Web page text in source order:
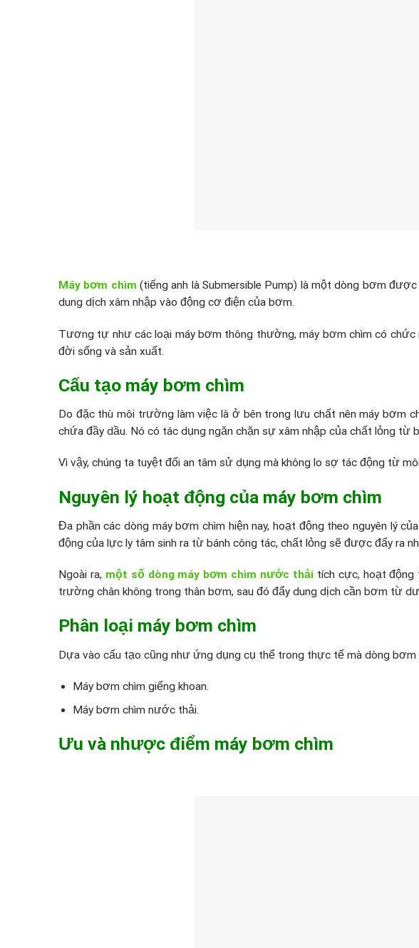
Máy bơm chìm (tiếng anh là Submersible Pump) là một dòng bơm
dung dịch xâm nhập vào động cơ điện của bơm.
Tương tự như các loại máy bơm thông thường, máy bơm chìm có chức
đời sống và sản xuất.
Cấu tạo máy bơm chìm
Do đặc thù môi trường làm việc là ở bên trong lưu chất nên máy bơm
chứa đầy dầu. Nó có tác dụng ngăn chặn sự xâm nhập của chất lỏng từ
Vì vậy, chúng ta tuyệt đối an tâm sử dụng mà không lo sợ tác động từ
Nguyên lý hoạt động của máy bơm chìm
Đa phần các dòng máy bơm chìm hiện nay, hoạt động theo nguyên lý
động của lực ly tâm sinh ra từ bánh công tác, chất lỏng sẽ được đẩy ra
Ngoài ra, một số dòng máy bơm chìm nước thảitích cực, hoạt động
trường chân không trong thân bơm, sau đó đẩy dung dịch cần bơm từ
Phân loại máy bơm chìm
Dựa vào cấu tạo cũng như ứng dụng cụ thể trong thực tế mà dòng bơm
Máy bơm chìm giếng khoan.
Máy bơm chìm nước thải.
Ưu và nhược điểm máy bơm chìm